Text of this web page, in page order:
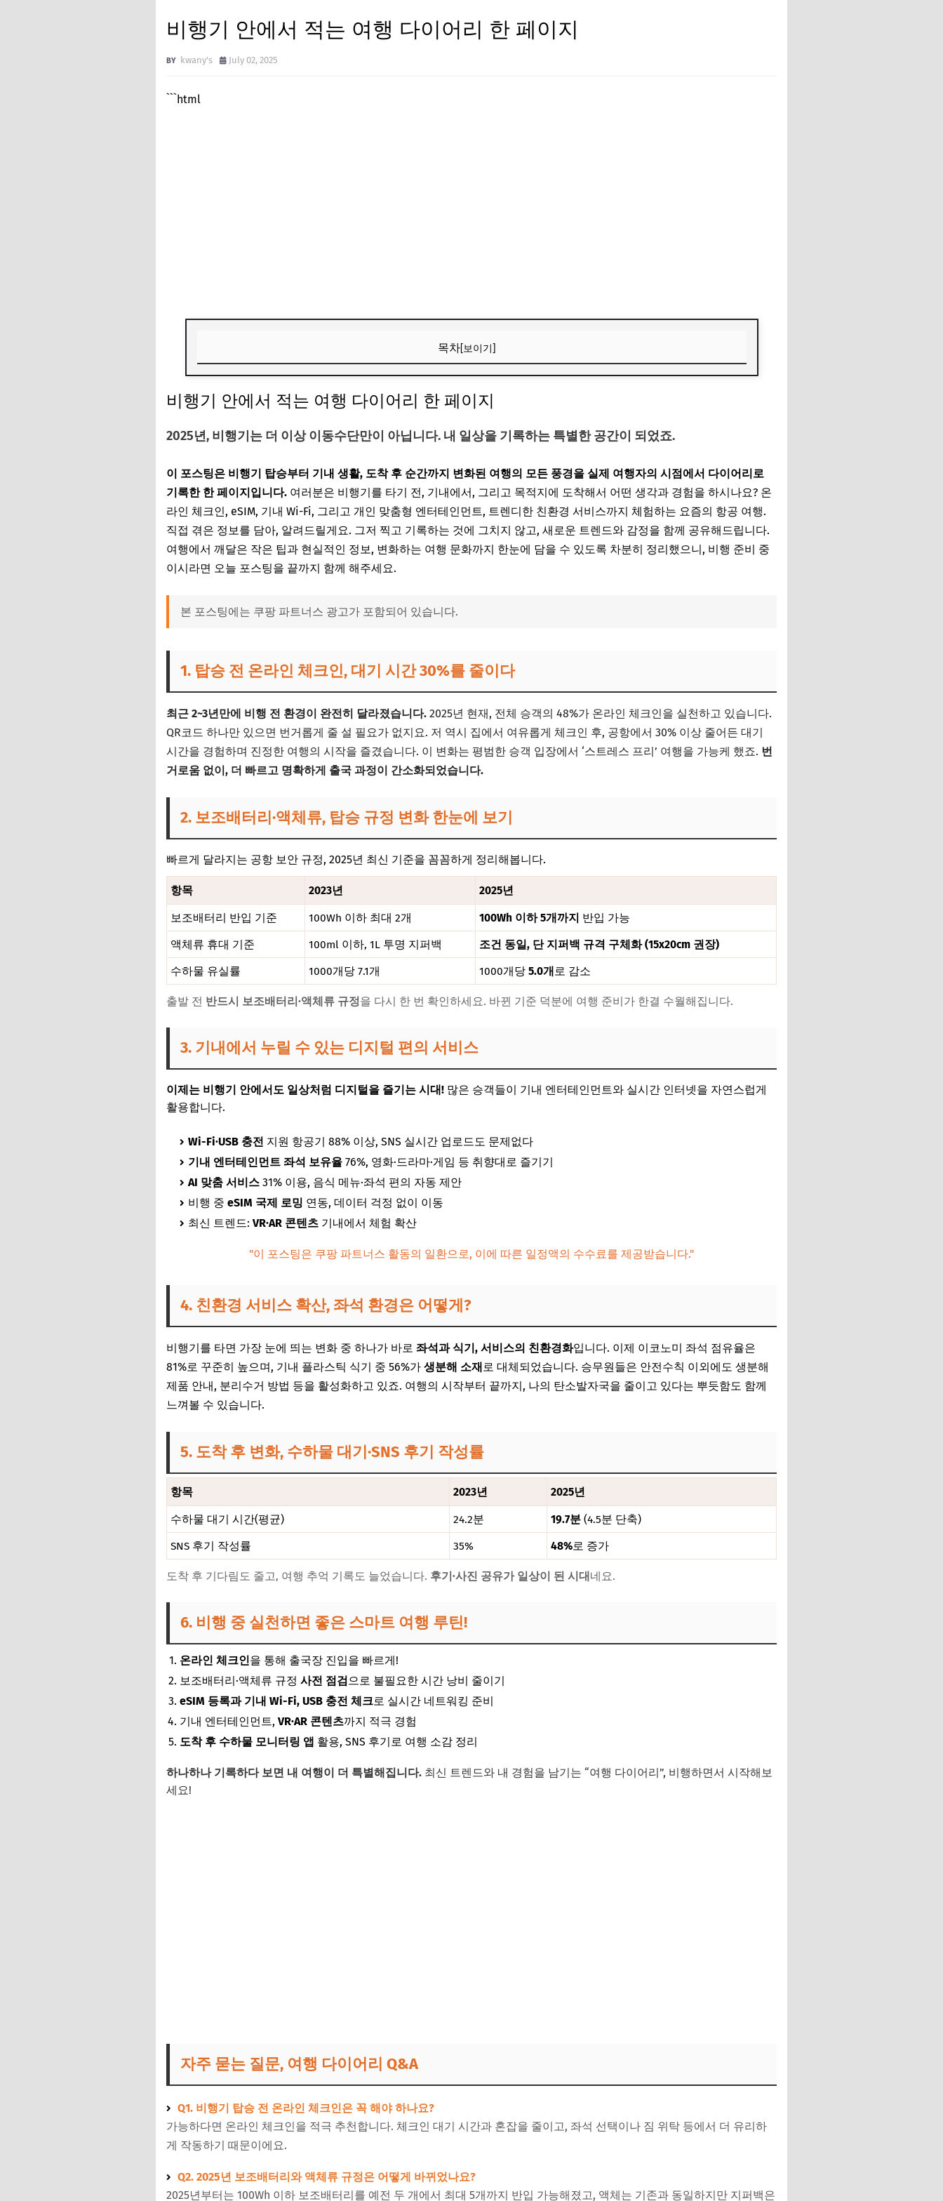
비행기 안에서 적는 여행 다이어리 한 페이지
kwany's July 02, 2025
```html
목차[보이기]
1. 탑승 전 온라인 체크인, 대기 시간 30%를 줄이다
2. 보조배터리·액체류, 탑승 규정 변화 한눈에 보기
3. 기내에서 누릴 수 있는 디지털 편의 서비스
4. 친환경 서비스 확산, 좌석 환경은 어떻게?
5. 도착 후 변화, 수하물 대기·SNS 후기 작성률
6. 비행 중 실천하면 좋은 스마트 여행 루틴!
자주 묻는 질문, 여행 다이어리 Q&A
비행기 안에서 적는 여행 다이어리 한 페이지
2025년, 비행기는 더 이상 이동수단만이 아닙니다. 내 일상을 기록하는 특별한 공간이 되었죠.
이 포스팅은 비행기 탑승부터 기내 생활, 도착 후 순간까지 변화된 여행의 모든 풍경을 실제 여행자의 시점에서 다이어리로
기록한 한 페이지입니다. 여러분은 비행기를 타기 전, 기내에서, 그리고 목적지에 도착해서 어떤 생각과 경험을 하시나요? 온
라인 체크인, eSIM, 기내 Wi-Fi, 그리고 개인 맞춤형 엔터테인먼트, 트렌디한 친환경 서비스까지 체험하는 요즘의 항공 여행.
직접 겪은 정보를 담아, 알려드릴게요. 그저 찍고 기록하는 것에 그치지 않고, 새로운 트렌드와 감정을 함께 공유해드립니다.
여행에서 깨달은 작은 팁과 현실적인 정보, 변화하는 여행 문화까지 한눈에 담을 수 있도록 차분히 정리했으니, 비행 준비 중
이시라면 오늘 포스팅을 끝까지 함께 해주세요.
본 포스팅에는 쿠팡 파트너스 광고가 포함되어 있습니다.
1. 탑승 전 온라인 체크인, 대기 시간 30%를 줄이다
최근 2~3년만에 비행 전 환경이 완전히 달라졌습니다. 2025년 현재, 전체 승객의 48%가 온라인 체크인을 실천하고 있습니다.
QR코드 하나만 있으면 번거롭게 줄 설 필요가 없지요. 저 역시 집에서 여유롭게 체크인 후, 공항에서 30% 이상 줄어든 대기
시간을 경험하며 진정한 여행의 시작을 즐겼습니다. 이 변화는 평범한 승객 입장에서 ‘스트레스 프리’ 여행을 가능케 했죠. 번
거로움 없이, 더 빠르고 명확하게 출국 과정이 간소화되었습니다.
2. 보조배터리·액체류, 탑승 규정 변화 한눈에 보기
빠르게 달라지는 공항 보안 규정, 2025년 최신 기준을 꼼꼼하게 정리해봅니다.
항목 2023년 2025년
보조배터리 반입 기준 100Wh 이하 최대 2개 100Wh 이하 5개까지 반입 가능
액체류 휴대 기준
100ml 이하, 1L 투명 지퍼백
조건 동일, 단 지퍼백 규격 구체화 (15x20cm 권장)
수하물 유실률
1000개당 7.1개 1000개당 5.0개로 감소
출발 전 반드시 보조배터리·액체류 규정을 다시 한 번 확인하세요. 바뀐 기준 덕분에 여행 준비가 한결 수월해집니다.
3. 기내에서 누릴 수 있는 디지털 편의 서비스
이제는 비행기 안에서도 일상처럼 디지털을 즐기는 시대! 많은 승객들이 기내 엔터테인먼트와 실시간 인터넷을 자연스럽게
활용합니다.
Wi-Fi·USB 충전 지원 항공기 88% 이상, SNS 실시간 업로드도 문제없다
기내 엔터테인먼트 좌석 보유율 76%, 영화·드라마·게임 등 취향대로 즐기기
AI 맞춤 서비스 31% 이용, 음식 메뉴·좌석 편의 자동 제안
비행 중eSIM 국제 로밍 연동, 데이터 걱정 없이 이동
최신 트렌드:VR·AR 콘텐츠 기내에서 체험 확산
"이 포스팅은 쿠팡 파트너스 활동의 일환으로, 이에 따른 일정액의 수수료를 제공받습니다."
4. 친환경 서비스 확산, 좌석 환경은 어떻게?
비행기를 타면 가장 눈에 띄는 변화 중 하나가 바로 좌석과 식기, 서비스의 친환경화입니다. 이제 이코노미 좌석 점유율은
81%로 꾸준히 높으며, 기내 플라스틱 식기 중 56%가 생분해 소재 로 대체되었습니다. 승무원들은 안전수칙 이외에도 생분해
제품 안내, 분리수거 방법 등을 활성화하고 있죠. 여행의 시작부터 끝까지, 나의 탄소발자국을 줄이고 있다는 뿌듯함도 함께
느껴볼 수 있습니다.
5. 도착 후 변화, 수하물 대기·SNS 후기 작성률
항목 2023년 2025년
수하물 대기 시간(평균) 24.2분 19.7분 (4.5분 단축)
SNS 후기 작성률
35% 48%로 증가
도착 후 기다림도 줄고, 여행 추억 기록도 늘었습니다. 후기·사진 공유가 일상이 된 시대네요.
6. 비행 중 실천하면 좋은 스마트 여행 루틴!
온라인 체크인을 통해 출국장 진입을 빠르게!
보조배터리·액체류 규정사전 점검 으로 불필요한 시간 낭비 줄이기
eSIM 등록과 기내 Wi-Fi, USB 충전 체크로 실시간 네트워킹 준비
기내 엔터테인먼트,VR·AR 콘텐츠까지 적극 경험
도착 후 수하물 모니터링 앱 활용, SNS 후기로 여행 소감 정리
하나하나 기록하다 보면 내 여행이 더 특별해집니다. 최신 트렌드와 내 경험을 남기는 “여행 다이어리”, 비행하면서 시작해보
세요!
자주 묻는 질문, 여행 다이어리 Q&A
Q1. 비행기 탑승 전 온라인 체크인은 꼭 해야 하나요?
가능하다면 온라인 체크인을 적극 추천합니다. 체크인 대기 시간과 혼잡을 줄이고, 좌석 선택이나 짐 위탁 등에서 더 유리하
게 작동하기 때문이에요.
Q2. 2025년 보조배터리와 액체류 규정은 어떻게 바뀌었나요?
2025년부터는 100Wh 이하 보조배터리를 예전 두 개에서 최대 5개까지 반입 가능해졌고, 액체는 기존과 동일하지만 지퍼백은